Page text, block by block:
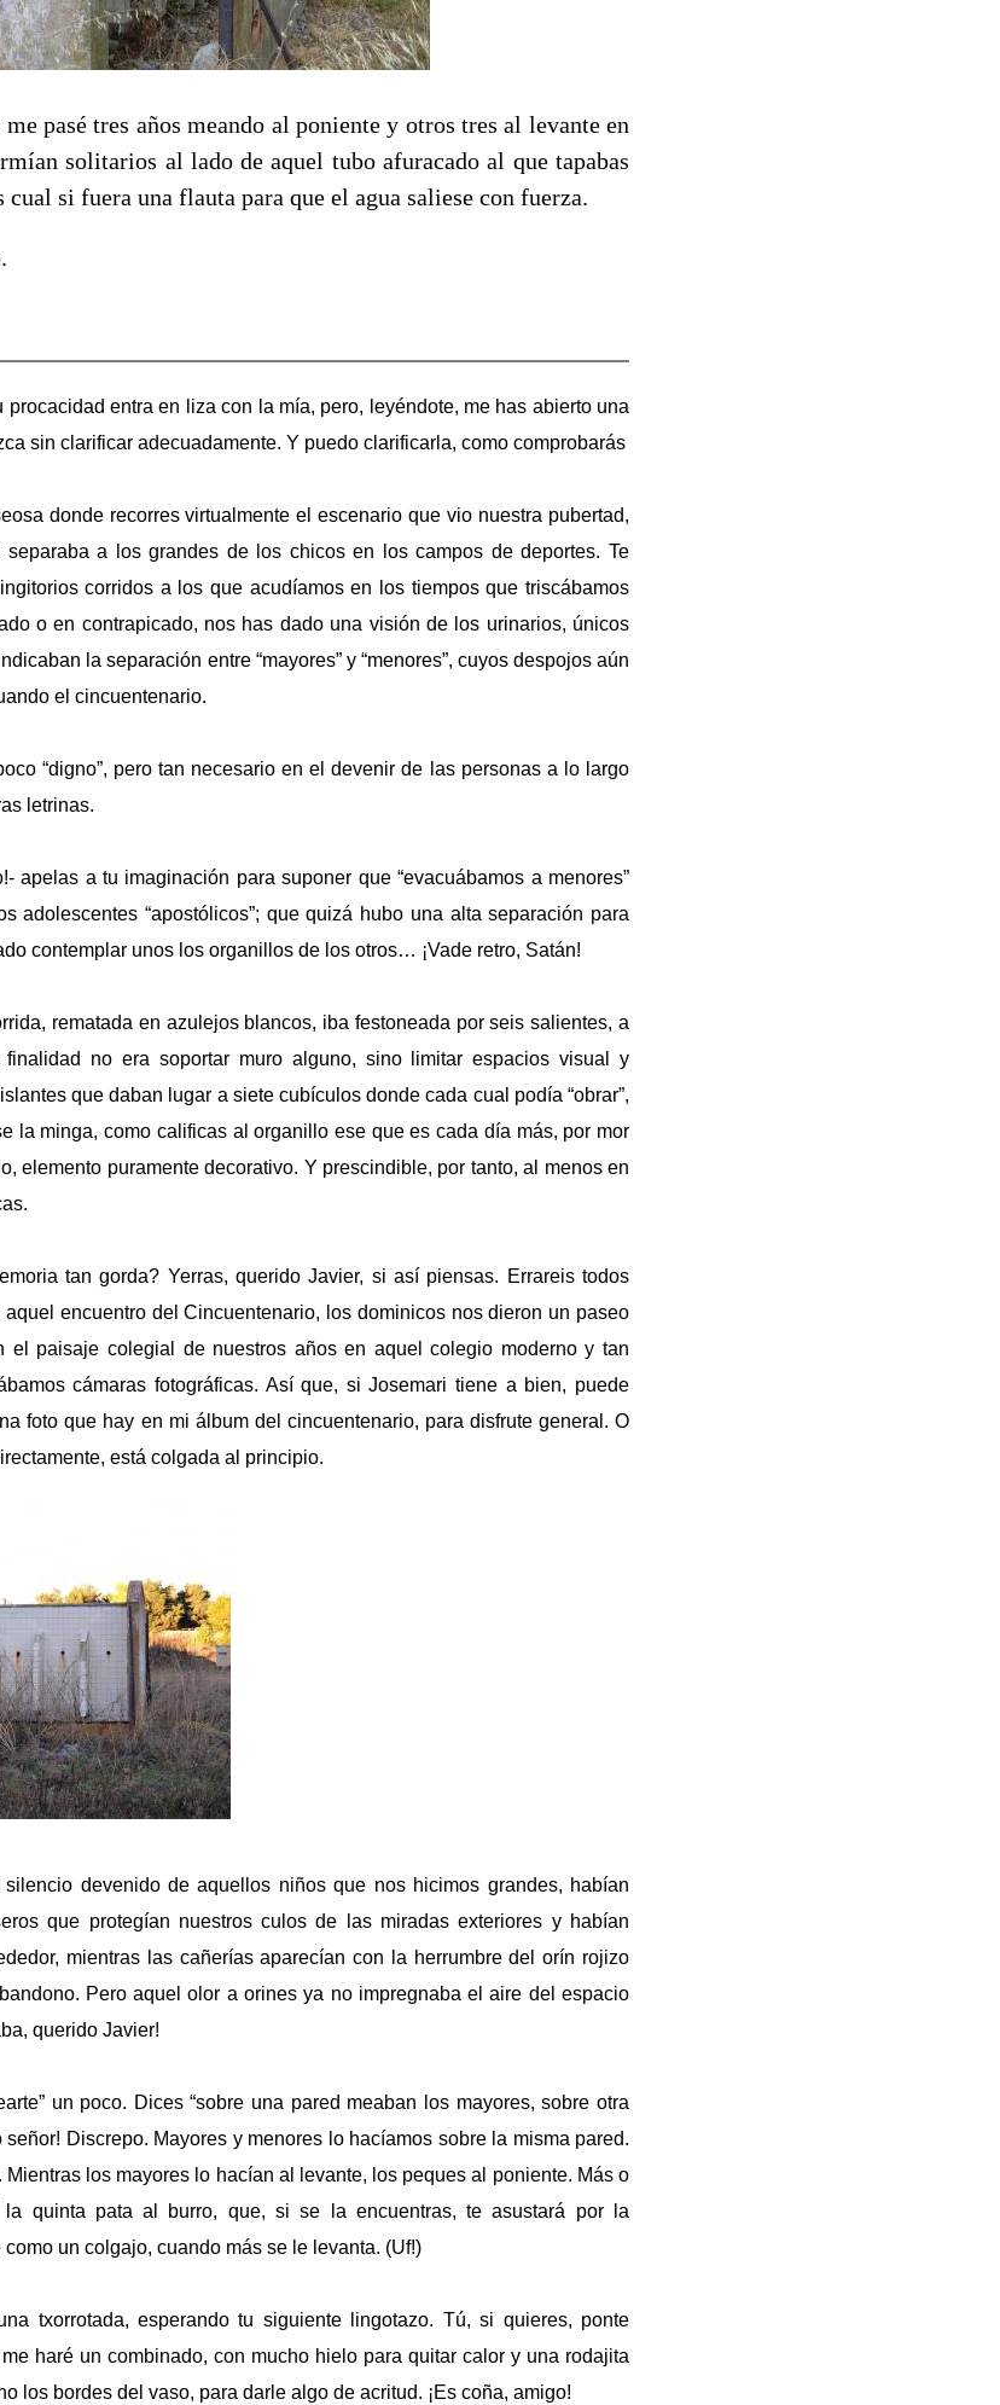
pasé tres años meando al poniente y otros tres al levante en
solitarios al lado de aquel tubo afuracado al que tapabas
cual si fuera una flauta para que el agua saliese con fuerza.
procacidad entra en liza con la mía, pero, leyéndote, me has abierto una
sin clarificar adecuadamente. Y puedo clarificarla, como comprobarás
donde recorres virtualmente el escenario que vio nuestra pubertad,
separaba a los grandes de los chicos en los campos de deportes. Te
corridos a los que acudíamos en los tiempos que triscábamos
o en contrapicado, nos has dado una visión de los urinarios, únicos
la separación entre “mayores” y “menores”, cuyos despojos aún
el cincuentenario.
“digno”, pero tan necesario en el devenir de las personas a lo largo
letrinas.
apelas a tu imaginación para suponer que “evacuábamos a menores”
adolescentes “apostólicos”; que quizá hubo una alta separación para
contemplar unos los organillos de los otros… ¡Vade retro, Satán!
rematada en azulejos blancos, iba festoneada por seis salientes, a
finalidad no era soportar muro alguno, sino limitar espacios visual y
que daban lugar a siete cubículos donde cada cual podía “obrar”,
la minga, como calificas al organillo ese que es cada día más, por mor
elemento puramente decorativo. Y prescindible, por tanto, al menos en
tan gorda? Yerras, querido Javier, si así piensas. Errareis todos
encuentro del Cincuentenario, los dominicos nos dieron un paseo
el paisaje colegial de nuestros años en aquel colegio moderno y tan
cámaras fotográficas. Así que, si Josemari tiene a bien, puede
foto que hay en mi álbum del cincuentenario, para disfrute general. O
está colgada al principio.
devenido de aquellos niños que nos hicimos grandes, habían
que protegían nuestros culos de las miradas exteriores y habían
mientras las cañerías aparecían con la herrumbre del orín rojizo
Pero aquel olor a orines ya no impregnaba el aire del espacio
querido Javier!
un poco. Dices “sobre una pared meaban los mayores, sobre otra
señor! Discrepo. Mayores y menores lo hacíamos sobre la misma pared.
los mayores lo hacían al levante, los peques al poniente. Más o
quinta pata al burro, que, si se la encuentras, te asustará por la
un colgajo, cuando más se le levanta. (Uf!)
txorrotada, esperando tu siguiente lingotazo. Tú, si quieres, ponte
haré un combinado, con mucho hielo para quitar calor y una rodajita
los bordes del vaso, para darle algo de acritud. ¡Es coña, amigo!